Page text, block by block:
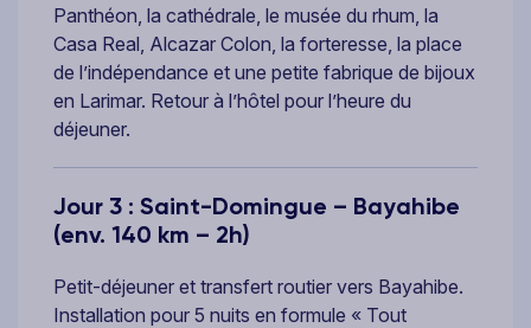
Panthéon, la cathédrale, le musée du rhum, la
Casa Real, Alcazar Colon, la forteresse, la place
de l’indépendance et une petite fabrique de bijoux
en Larimar. Retour à l’hôtel pour l’heure du
déjeuner.
Jour 3 : Saint-Domingue – Bayahibe
(env. 140 km – 2h)
Petit-déjeuner et transfert routier vers Bayahibe.
Installation pour 5 nuits en formule « Tout